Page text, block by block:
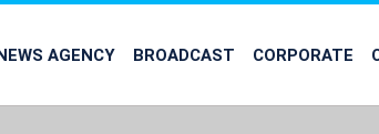
AGENCY BROADCAST CORPORATE